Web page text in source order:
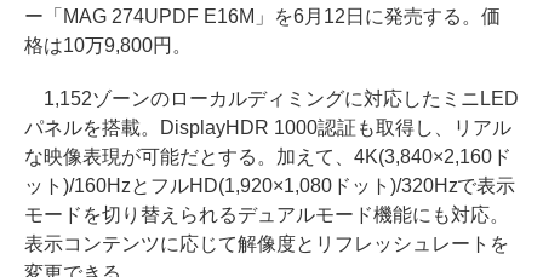
ー「MAG 274UPDF E16M」を6月12日に発売する。価
格は10万9,800円。
1,152ゾーンのローカルディミングに対応したミニLED
パネルを搭載。DisplayHDR 1000認証も取得し、リアル
な映像表現が可能だとする。加えて、4K(3,840×2,160ド
ット)/160HzとフルHD(1,920×1,080ドット)/320Hzで表示
モードを切り替えられるデュアルモード機能にも対応。
表示コンテンツに応じて解像度とリフレッシュレートを
変更できる。